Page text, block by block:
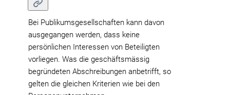
Bei Publikumsgesellschaften kann davon
ausgegangen werden, dass keine
persönlichen Interessen von Beteiligten
vorliegen. Was die geschäftsmässig
begründeten Abschreibungen anbetrifft, so
gelten die gleichen Kriterien wie bei den